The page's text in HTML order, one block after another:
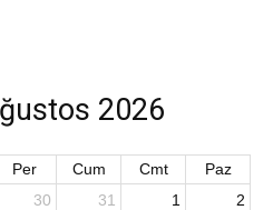
2026
Per Cum Cmt
Paz
30 31 1 2